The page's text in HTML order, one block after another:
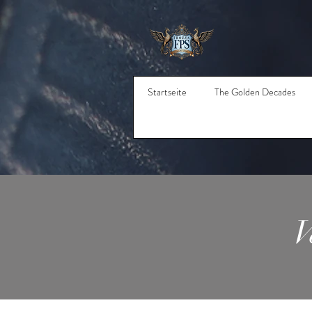
Startseite The Golden Decades